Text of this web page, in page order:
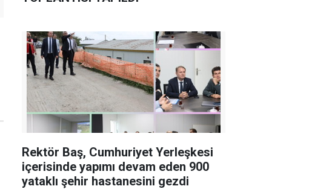
Rektör Baş, Cumhuriyet Yerleşkesi
içerisinde yapımı devam eden 900
yataklı şehir hastanesini gezdi